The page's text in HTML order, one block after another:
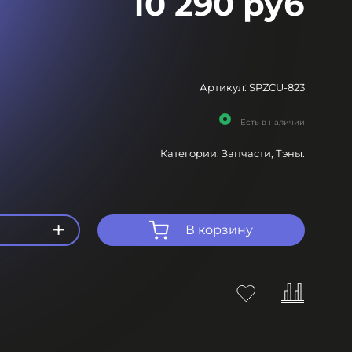
Артикул: SPZCU-823
Есть в наличии
Категории: Запчасти, Тэны.
В корзину
+